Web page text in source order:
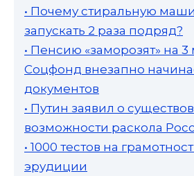
• Почему стиральную
запускать 2 раза подряд?
• Пенсию «заморозят» на 3
Соцфонд внезапно
документов
• Путин заявил о
возможности раскола
• 1000 тестов на
эрудиции